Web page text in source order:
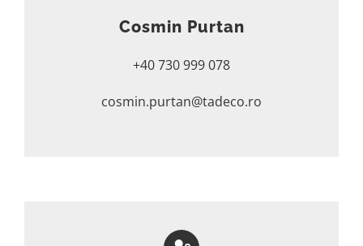
Cosmin Purtan
+40 730 999 078
cosmin.purtan@tadeco.ro